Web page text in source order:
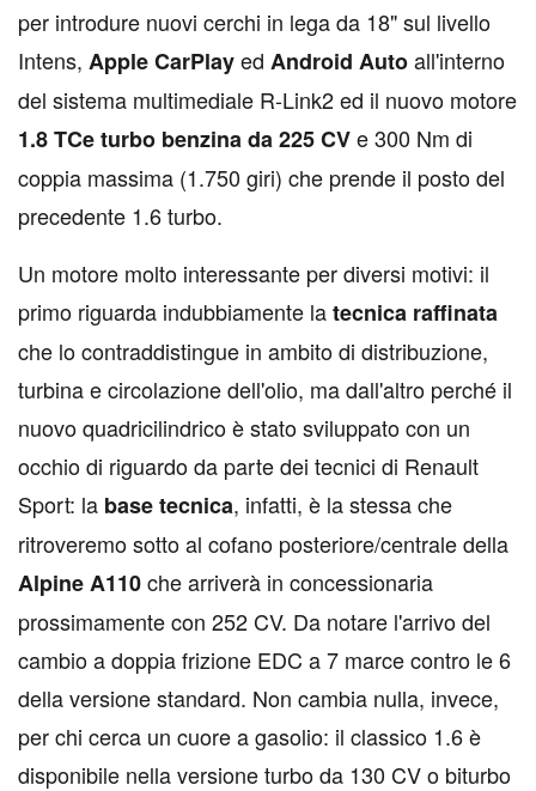
per introdure nuovi cerchi in lega da 18" sul livello
Intens, Apple CarPlayed Android Autoall'interno
del sistema multimediale R-Link2 ed il nuovo motore
1.8 TCe turbo benzina da 225 CVe 300 Nm di
coppia massima (1.750 giri) che prende il posto del
precedente 1.6 turbo.
Un motore molto interessante per diversi motivi: il
primo riguarda indubbiamente latecnica raffinata
che lo contraddistingue in ambito di distribuzione,
turbina e circolazione dell'olio, ma dall'altro perché il
nuovo quadricilindrico è stato sviluppato con un
occhio di riguardo da parte dei tecnici di Renault
Sport: la base tecnica, infatti, è la stessa che
ritroveremo sotto al cofano posteriore/centrale della
Alpine A110che arriverà in concessionaria
prossimamente con 252 CV. Da notare l'arrivo del
cambio a doppia frizione EDC a 7 marce contro le 6
della versione standard. Non cambia nulla, invece,
per chi cerca un cuore a gasolio: il classico 1.6 è
disponibile nella versione turbo da 130 CV o biturbo